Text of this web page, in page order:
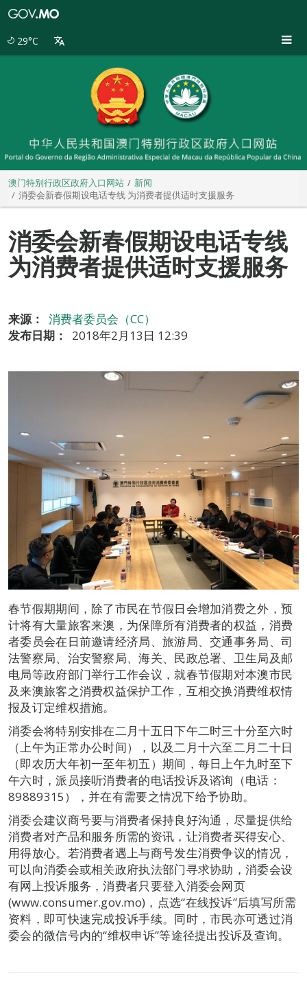
29°C
澳门特别行政区政府入口网站
新闻
消委会新春假期设电话专线 为消费者提供适时支援服务
消委会新春假期设电话专线
为消费者提供适时支援服务
来源：
消费者委员会（CC）
发布日期：
2018年2月13日 12:39
春节假期期间，除了市民在节假日会增加消费之外，预
计将有大量旅客来澳，为保障所有消费者的权益，消费
者委员会在日前邀请经济局、旅游局、交通事务局、司
法警察局、治安警察局、海关、民政总署、卫生局及邮
电局等政府部门举行工作会议，就春节假期对本澳市民
及来澳旅客之消费权益保护工作，互相交换消费维权情
报及订定维权措施。
消委会将特别安排在二月十五日下午二时三十分至六时
（上午为正常办公时间），以及二月十六至二月二十日
（即农历大年初一至年初五）期间，每日上午九时至下
午六时，派员接听消费者的电话投诉及谘询（电话：
89889315），并在有需要之情况下给予协助。
消委会建议商号要与消费者保持良好沟通，尽量提供给
消费者对产品和服务所需的资讯，让消费者买得安心、
用得放心。若消费者遇上与商号发生消费争议的情况，
可以向消委会或相关政府执法部门寻求协助，消委会设
有网上投诉服务，消费者只要登入消委会网页
(www.consumer.gov.mo)，点选“在线投诉”后填写所需
资料，即可快速完成投诉手续。同时，市民亦可透过消
委会的微信号内的“维权申诉”等途径提出投诉及查询。